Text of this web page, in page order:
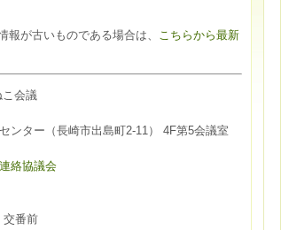
が古いものである場合は、
こちらから最新
会議
ンター（長崎市出島町2-11） 4F第5会議室
絡協議会
交番前